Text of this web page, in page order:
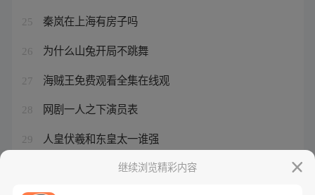
25 秦岚在上海有房子吗
26 为什么山兔开局不跳舞
27 海贼王免费观看全集在线观
28 网剧一人之下演员表
29 人皇伏羲和东皇太一谁强
一人之下第二季超清继续浏览精彩内容